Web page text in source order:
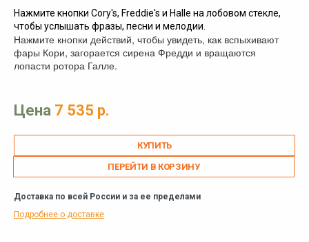
Нажмите кнопки Cory's, Freddie's и Halle на лобовом стекле,
чтобы услышать фразы, песни и мелодии.
Нажмите кнопки действий, чтобы увидеть, как вспыхивают
фары Кори, загорается сирена Фредди и вращаются
лопасти ротора Галле.
Цена 7 535 р.
ПЕРЕЙТИ В КОРЗИНУ
Доставка по всей России и за ее пределами
Подробнее о доставке